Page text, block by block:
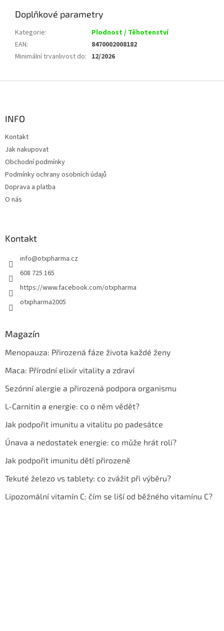
Doplňkové parametry
Kategorie:
Plodnost / Těhotenství
EAN:
8470002008182
Minimální trvanlivost do: 12/2026
INFO
Kontakt
Jak nakupovat
Obchodní podmínky
Podmínky ochrany osobních údajů
Doprava a platba
O nás
Kontakt
info@otxpharma.cz
608 725 165
https://www.facebook.com/otxpharma
otxpharma2005
Magazín
Menopauza: Přirozená fáze života každé ženy
Maca: Přírodní elixír vitality a zdraví
Sezónní alergie a přirozená podpora organismu
L-Carnitin a energie: co o něm vědět?
Jak podpořit imunitu a vitalitu po padesátce
Únava a nedostatek energie: co může hrát roli?
Jak podpořit imunitu dětí přirozeně
Tekuté železo vs tablety: co zvážit při výběru?
Lipozomální vitamín C: čím se liší od běžného vitamínu C?